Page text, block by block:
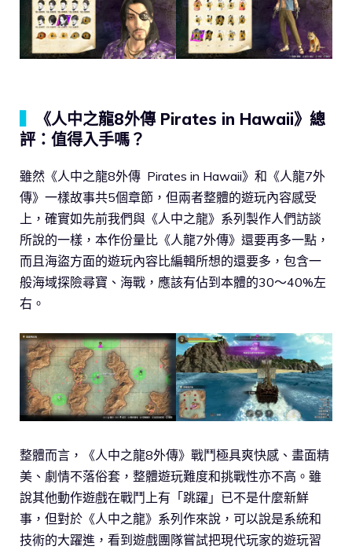
《人中之龍8外傳 Pirates in Hawaii》總
評：值得入手嗎？
雖然《人中之龍8外傳 Pirates in Hawaii》和《人龍7外
傳》一樣故事共5個章節，但兩者整體的遊玩內容感受
上，確實如先前我們與《人中之龍》系列製作人們訪談
所說的一樣，本作份量比《人龍7外傳》還要再多一點，
而且海盜方面的遊玩內容比編輯所想的還要多，包含一
般海域探險尋寶、海戰，應該有佔到本體的30～40%左
右。
整體而言，《人中之龍8外傳》戰鬥極具爽快感、畫面精
美、劇情不落俗套，整體遊玩難度和挑戰性亦不高。雖
說其他動作遊戲在戰鬥上有「跳躍」已不是什麼新鮮
事，但對於《人中之龍》系列作來說，可以說是系統和
技術的大躍進，看到遊戲團隊嘗試把現代玩家的遊玩習